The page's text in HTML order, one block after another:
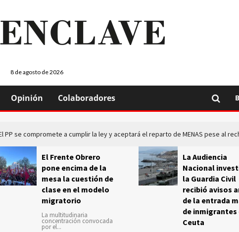
8 de agosto de 2026
Opinión Colaboradores
PP se compromete a cumplir la ley y aceptará el reparto de MENAS pese al
El Frente Obrero
pone encima de la
mesa la cuestión de
clase en el modelo
migratorio
La multitudinaria
concentración convocada
por el...
La Audiencia
Nacional
la Guardia Civil
recibió avisos
de la entrada
de inmigrantes
Ceuta